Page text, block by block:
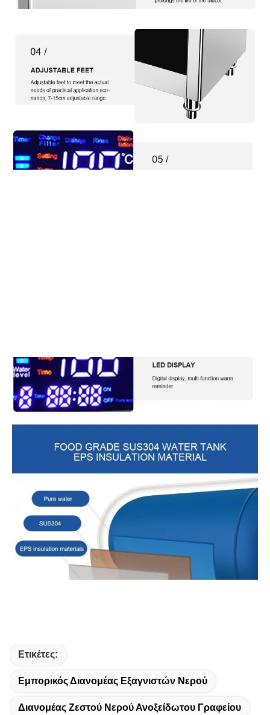
Ετικέτες:
Εμπορικός Διανομέας Εξαγνιστών Νερού
Διανομέας Ζεστού Νερού Ανοξείδωτου Γραφείου